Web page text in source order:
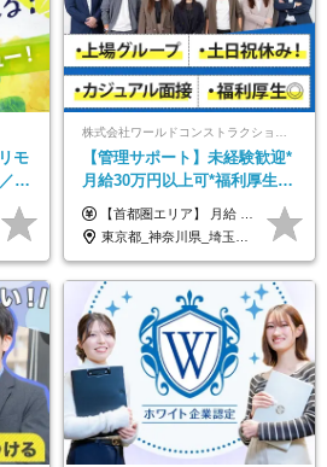
モ
残
株式会社ワールドコンストラクション 【東証一部】 (ワールドホールディングス・グループ)
【管理サポート】未経験歓迎*
月給30万円以上可*福利厚生が
充実！
【首都圏エリア】 月給 291,800円以上 ＋ 各種手当 【北関東エリア】 月給 264,260円以上 ＋ 各種手当 【関西・四国エリア】 月給 278,040円以上 ＋ 各種手当 【中部エリア】 月給 278,040円以上 ＋ 各種手当 【北海道・東北エリア】 月給 247,000円以上 ＋ 各種手当 【九州エリア】 月給 235,540円以上 ＋ 各種手当 【中国エリア】 月給 250,460 円以上 ＋ 各種手当 ※全て年齢・経験・能力などを考慮します。 ※試用期間3ヶ月あり。その間の待遇に変動はありません。 ※固定残業代（20時間分）を含む 首都圏／37,800円以上 北関東／34,260円以上 関西・四国／36,040円以上 中部／36,040円以上 北海道・東北／32,000円以上 九州／30,540円以上 中国／32,460円以上 ※超過分は全額支給 初年度の年収 400万円～900万円
東京都_神奈川県_埼玉県_千葉県_大阪府_愛知県_北海道_青森県_岩手県_宮城県_秋田県_山形県_福島県_茨城県_栃木県_群馬県_新潟県_山梨県_長野県_富山県_石川県_福井県_静岡県_岐阜県_三重県_兵庫県_京都府_滋賀県_奈良県_和歌山県_広島県_岡山県_鳥取県_島根県_山口県_徳島県_香川県_愛媛県_高知県_福岡県_熊本県_佐賀県_長崎県_大分県_宮崎県_鹿児島県_沖縄県